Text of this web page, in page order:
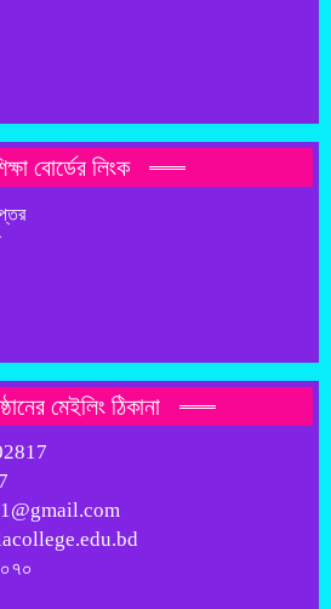
বোর্ডের লিংক
মেইলিং ঠিকানা